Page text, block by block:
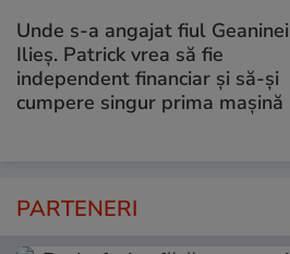
Unde s-a angajat fiul Geaninei
Ilieș. Patrick vrea să fie
independent financiar și să-și
cumpere singur prima mașină
PARTENERI